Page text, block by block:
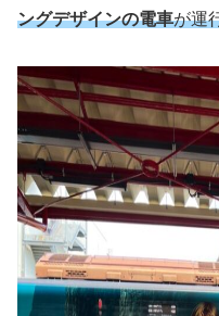
ングデザインの電車が運